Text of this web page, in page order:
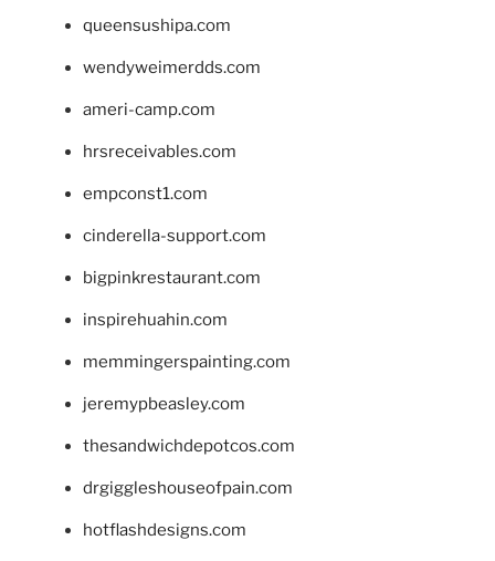
queensushipa.com
wendyweimerdds.com
ameri-camp.com
hrsreceivables.com
empconst1.com
cinderella-support.com
bigpinkrestaurant.com
inspirehuahin.com
memmingerspainting.com
jeremypbeasley.com
thesandwichdepotcos.com
drgiggleshouseofpain.com
hotflashdesigns.com